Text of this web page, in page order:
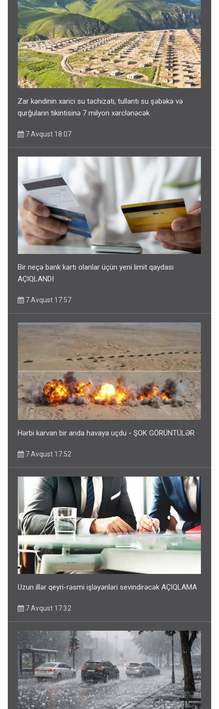
Zar kəndinin xarici su təchizatı, tullantı su şəbəkə və
qurğuların tikintisinə 7 milyon xərclənəcək
7 Avqust 18:07
Bir neçə bank kartı olanlar üçün yeni limit qaydası
AÇIQLANDI
7 Avqust 17:57
Hərbi karvan bir anda havaya uçdu - ŞOK GÖRÜNTÜLƏR
7 Avqust 17:52
Uzun illər qeyri-rəsmi işləyənləri sevindirəcək AÇIQLAMA
7 Avqust 17:32